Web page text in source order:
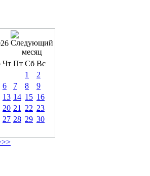
Чт Пт Сб Вс
1
2
6 7 8
9
13 14 15 16
20 21 22 23
27 28 29 30